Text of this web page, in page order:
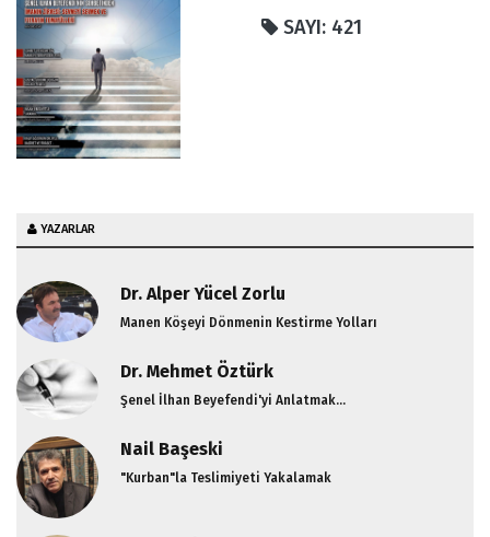
SAYI: 421
YAZARLAR
Dr. Alper Yücel Zorlu
Manen Köşeyi Dönmenin Kestirme Yolları
Dr. Mehmet Öztürk
Şenel İlhan Beyefendi'yi Anlatmak...
Nail Başeski
"Kurban"la Teslimiyeti Yakalamak